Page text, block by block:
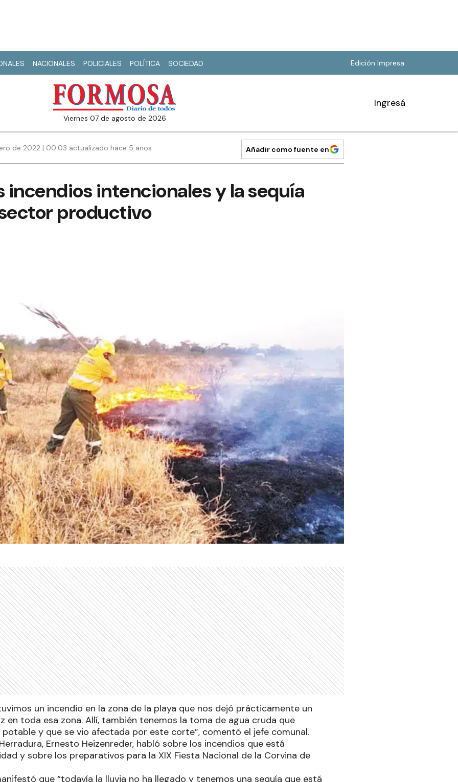
NACIONALES POLICIALES POLÍTICA SOCIEDAD Edición Impresa
viernes 07 de agosto de 2026
Ingresá
de 2022 | 00:03 actualizado hace 5 años Añadir como fuente en
incendios intencionales y la sequía
productivo
un incendio en la zona de la playa que nos dejó prácticamente un
en toda esa zona. Allí, también tenemos la toma de agua cruda que
y que se vio afectada por este corte”, comentó el jefe comunal.
Ernesto Heizenreder, habló sobre los incendios que está
y sobre los preparativos para la XIX Fiesta Nacional de la Corvina de
que “todavía la lluvia no ha llegado y tenemos una sequía que está